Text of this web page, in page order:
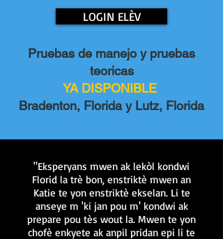
LOGIN ELÈV
Pruebas de manejo y pruebas
teoricas
YA DISPONIBLE
Bradenton, Florida y Lutz, Florida
"Eksperyans mwen ak lekòl kondwi
Florid la trè bon, enstriktè mwen an
Katie te yon enstriktè ekselan. Li te
anseye m 'ki jan pou m' kondwi ak
prepare pou tès wout la. Mwen te yon
chofè enkyete ak anpil pridan epi li te